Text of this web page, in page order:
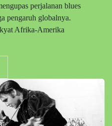
perjalanan blues
pengaruh globalnya.
Afrika-Amerika